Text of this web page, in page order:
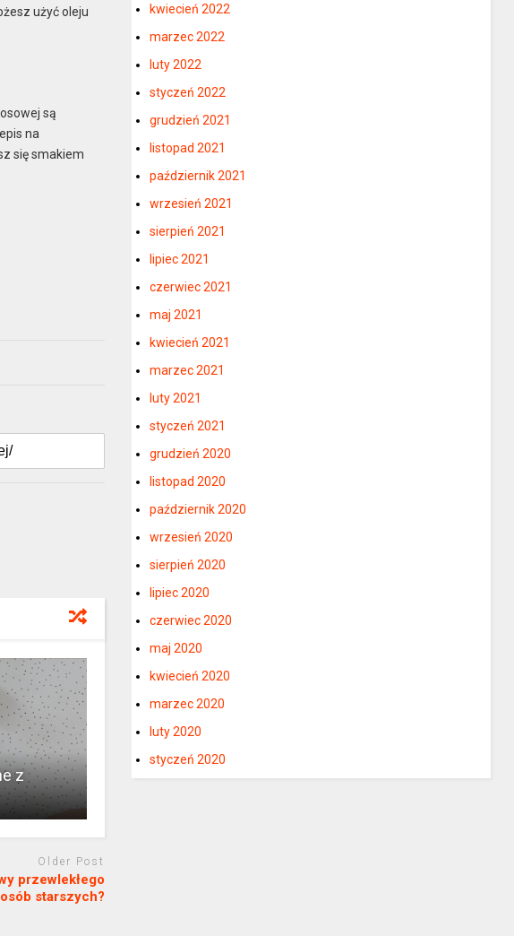
użyć oleju
są
na
się smakiem
z
Older Post
przewlekłego
starszych?
kwiecień 2022
marzec 2022
luty 2022
styczeń 2022
grudzień 2021
listopad 2021
październik 2021
wrzesień 2021
sierpień 2021
lipiec 2021
czerwiec 2021
maj 2021
kwiecień 2021
marzec 2021
luty 2021
styczeń 2021
grudzień 2020
listopad 2020
październik 2020
wrzesień 2020
sierpień 2020
lipiec 2020
czerwiec 2020
maj 2020
kwiecień 2020
marzec 2020
luty 2020
styczeń 2020